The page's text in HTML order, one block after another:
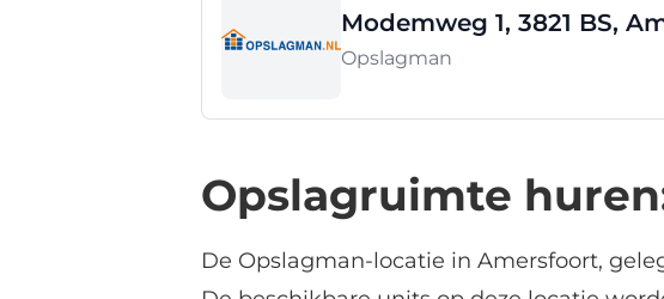
Modemweg 1, 3821 BS,
Opslagman
Opslagruimte
De Opslagman-locatie in Amersfoort,